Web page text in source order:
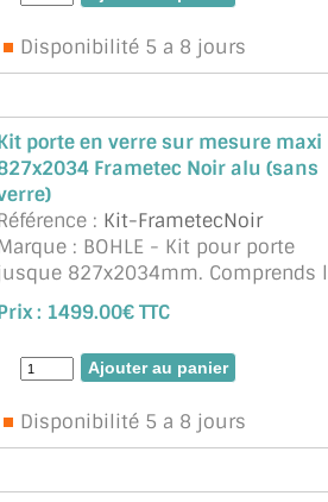
Disponibilité 5 a 8 jours
porte en verre sur mesure maxi
Frametec Noir alu (sans
: Kit-FrametecNoir
: BOHLE - Kit pour porte
827x2034mm. Comprends
les paumelles ref.
serrures
Hors verre. Kit Bati ref. BO5220807
: 1499.00€ TTC
Disponibilité 5 a 8 jours